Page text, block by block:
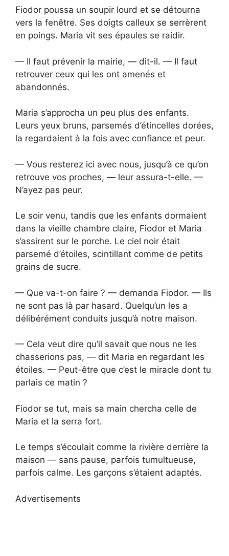
Fiodor poussa un soupir lourd et se détourna
vers la fenêtre. Ses doigts calleux se serrèrent
en poings. Maria vit ses épaules se raidir.
— Il faut prévenir la mairie, — dit-il. — Il faut
retrouver ceux qui les ont amenés et
abandonnés.
Maria s’approcha un peu plus des enfants.
Leurs yeux bruns, parsemés d’étincelles dorées,
la regardaient à la fois avec confiance et peur.
— Vous resterez ici avec nous, jusqu’à ce qu’on
retrouve vos proches, — leur assura-t-elle. —
N’ayez pas peur.
Le soir venu, tandis que les enfants dormaient
dans la vieille chambre claire, Fiodor et Maria
s’assirent sur le porche. Le ciel noir était
parsemé d’étoiles, scintillant comme de petits
grains de sucre.
— Que va-t-on faire ? — demanda Fiodor. — Ils
ne sont pas là par hasard. Quelqu’un les a
délibérément conduits jusqu’à notre maison.
— Cela veut dire qu’il savait que nous ne les
chasserions pas, — dit Maria en regardant les
étoiles. — Peut-être que c’est le miracle dont tu
parlais ce matin ?
Fiodor se tut, mais sa main chercha celle de
Maria et la serra fort.
Le temps s’écoulait comme la rivière derrière la
maison — sans pause, parfois tumultueuse,
parfois calme. Les garçons s’étaient adaptés.
Advertisements